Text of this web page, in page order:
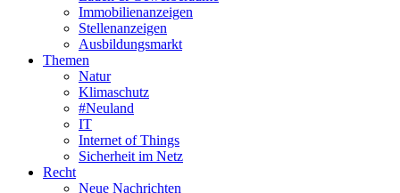
Immobilienanzeigen
Stellenanzeigen
Ausbildungsmarkt
Themen
Natur
Klimaschutz
#Neuland
IT
Internet of Things
Sicherheit im Netz
Recht
Neue Nachrichten